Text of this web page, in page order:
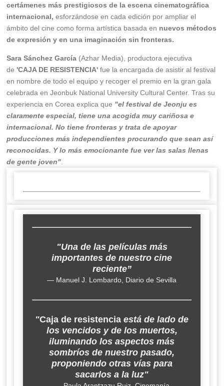
certámenes más prestigiosos de la escena cinematográfica
internacional,esforzándose en cada edición por ampliar el
ámbito del cine como forma artística basada en nuevos métodos
de expresión y en una imaginación sin fronteras.
Sara Sánchez García (Azhar Media), productora ejecutiva
de'CAJA DE RESISTENCIA'fue la encargada de asistir al festival
en nombre de todo el equipo y recoger el premio en la gran gala
celebrada en Jeonbuk National University Cultural Center. Tras su
experiencia en Corea explica que "el festival de Jeonju es
claramente especial, tiene una acogida muy cariñosa e
internacional. No tiene fronteras y trata de apoyar
producciones más independientes procurando que sean así
reconocidas. Y lo más emocionante fue ver las salas llenas
de gente joven"
"Una de las películas más
importantes de nuestro cine
reciente”
— Manuel J. Lombardo, Diario de Sevilla
"Caja de resistenciaestá de lado de
los vencidos y de los muertos,
iluminando los aspectos más
sombríos de nuestro pasado,
proponiendo otras vías para
sacarlos a la luz"